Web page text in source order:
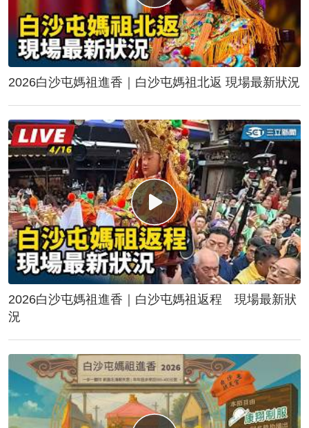
2026白沙屯媽祖進香｜白沙屯媽祖北返 現場最新狀況
2026白沙屯媽祖進香｜白沙屯媽祖返程 現場最新狀
況